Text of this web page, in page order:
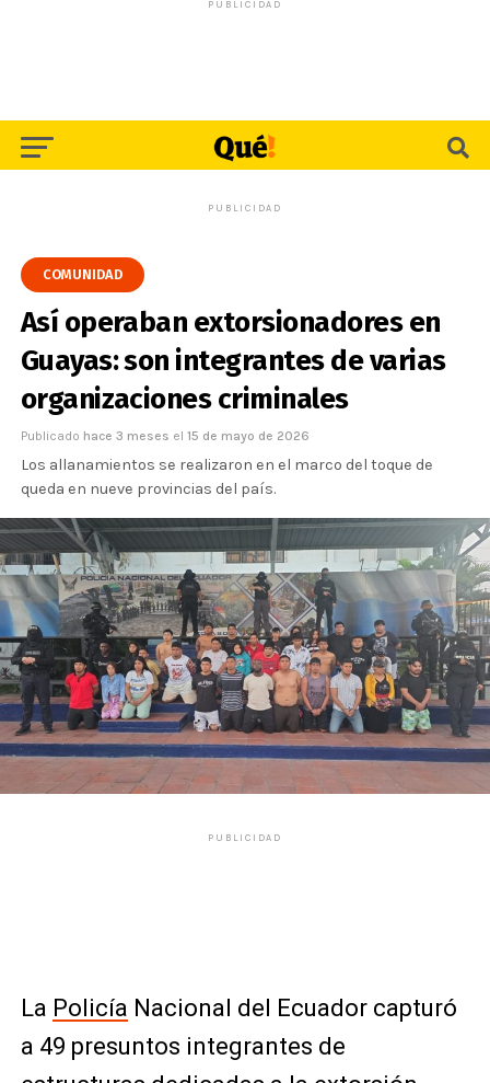
PUBLICIDAD
PUBLICIDAD
COMUNIDAD
Así operaban extorsionadores en
Guayas: son integrantes de varias
organizaciones criminales
Publicado hace 3 meses el 15 de mayo de 2026
Los allanamientos se realizaron en el marco del toque de
queda en nueve provincias del país.
PUBLICIDAD
La Policía Nacional del Ecuadorcapturó
a 49 presuntos integrantes de